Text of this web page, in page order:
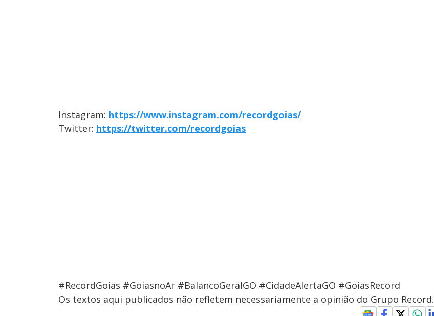
Instagram: https://www.instagram.com/recordgoias/
Twitter: https://twitter.com/recordgoias
#RecordGoias #GoiasnoAr #BalancoGeralGO #CidadeAlertaGO #GoiasRecord
Os textos aqui publicados não refletem necessariamente a opinião do Grupo Record.